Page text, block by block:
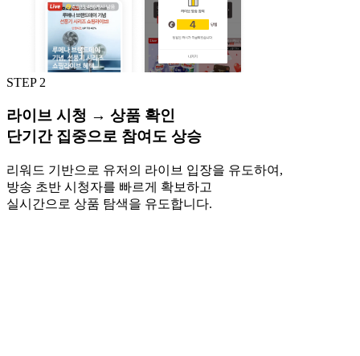
STEP 2
라이브 시청 → 상품 확인
단기간 집중으로 참여도 상승
리워드 기반으로 유저의 라이브 입장을 유도하여,
방송 초반 시청자를 빠르게 확보하고
실시간으로 상품 탐색을 유도합니다.